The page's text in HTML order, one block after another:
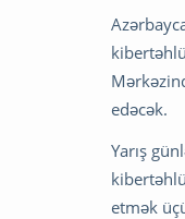
edəcək.
Yarış
etmək